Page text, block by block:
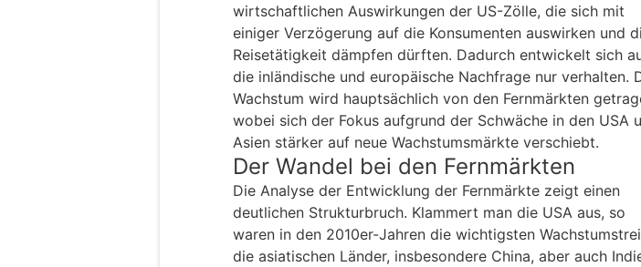
wirtschaftlichen Auswirkungen der US-Zölle, die sich mit
einiger Verzögerung auf die Konsumenten auswirken und
Reisetätigkeit dämpfen dürften. Dadurch entwickelt sich
die inländische und europäische Nachfrage nur verhalten.
Wachstum wird hauptsächlich von den Fernmärkten
wobei sich der Fokus aufgrund der Schwäche in den USA
Asien stärker auf neue Wachstumsmärkte verschiebt.
Der Wandel bei den Fernmärkten
Die Analyse der Entwicklung der Fernmärkte zeigt einen
deutlichen Strukturbruch. Klammert man die USA aus, so
waren in den 2010er-Jahren die wichtigsten
die asiatischen Länder, insbesondere China, aber auch